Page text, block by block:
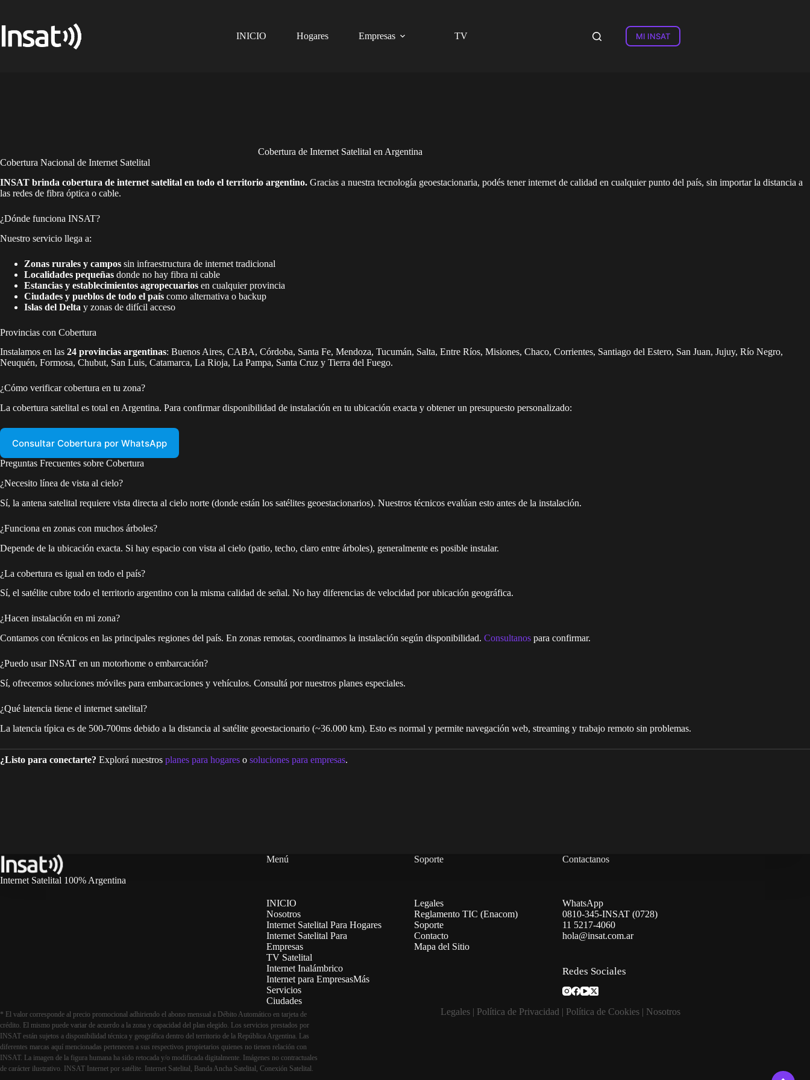
content
INICIO
Hogares Empresas TV MI INSAT
Cobertura de Internet Satelital en Argentina
Cobertura Nacional de Internet Satelital
INSAT brinda cobertura de internet satelital en todo el territorio argentino. Gracias a nuestra tecnología geoestacionaria, podés tener internet de calidad en cualquier punto del país, sin importar la distancia a
las redes de fibra óptica o cable.
¿Dónde funciona INSAT?
Nuestro servicio llega a:
Zonas rurales y campos sin infraestructura de internet tradicional
Localidades pequeñas donde no hay fibra ni cable
Estancias y establecimientos agropecuarios en cualquier provincia
Ciudades y pueblos de todo el país como alternativa o backup
Islas del Delta y zonas de difícil acceso
Provincias con Cobertura
Instalamos en las 24 provincias argentinas: Buenos Aires, CABA, Córdoba, Santa Fe, Mendoza, Tucumán, Salta, Entre Ríos, Misiones, Chaco, Corrientes, Santiago del Estero, San Juan, Jujuy, Río Negro,
Neuquén, Formosa, Chubut, San Luis, Catamarca, La Rioja, La Pampa, Santa Cruz y Tierra del Fuego.
¿Cómo verificar cobertura en tu zona?
La cobertura satelital es total en Argentina. Para confirmar disponibilidad de instalación en tu ubicación exacta y obtener un presupuesto personalizado:
Consultar Cobertura por WhatsApp
Preguntas Frecuentes sobre Cobertura
¿Necesito línea de vista al cielo?
Sí, la antena satelital requiere vista directa al cielo norte (donde están los satélites geoestacionarios). Nuestros técnicos evalúan esto antes de la instalación.
¿Funciona en zonas con muchos árboles?
Depende de la ubicación exacta. Si hay espacio con vista al cielo (patio, techo, claro entre árboles), generalmente es posible instalar.
¿La cobertura es igual en todo el país?
Sí, el satélite cubre todo el territorio argentino con la misma calidad de señal. No hay diferencias de velocidad por ubicación geográfica.
¿Hacen instalación en mi zona?
Contamos con técnicos en las principales regiones del país. En zonas remotas, coordinamos la instalación según disponibilidad. Consultanos para confirmar.
¿Puedo usar INSAT en un motorhome o embarcación?
Sí, ofrecemos soluciones móviles para embarcaciones y vehículos. Consultá por nuestros planes especiales.
¿Qué latencia tiene el internet satelital?
La latencia típica es de 500-700ms debido a la distancia al satélite geoestacionario (~36.000 km). Esto es normal y permite navegación web, streaming y trabajo remoto sin problemas.
¿Listo para conectarte? Explorá nuestros planes para hogares o soluciones para empresas.
Internet Satelital 100% Argentina
Menú
INICIO
Nosotros
Internet Satelital Para Hogares
Internet Satelital Para
Empresas
TV Satelital
Internet Inalámbrico
Internet para EmpresasMás
Servicios
Ciudades
Soporte
Legales
Reglamento TIC (Enacom)
Soporte
Contacto
Mapa del Sitio
Contactanos
WhatsApp
0810-345-INSAT (0728)
11 5217-4060
hola@insat.com.ar
Redes Sociales
* El valor corresponde al precio promocional adhiriendo el abono mensual a Débito Automático en tarjeta de
crédito. El mismo puede variar de acuerdo a la zona y capacidad del plan elegido. Los servicios prestados por
INSAT están sujetos a disponibilidad técnica y geográfica dentro del territorio de la República Argentina. Las
diferentes marcas aquí mencionadas pertenecen a sus respectivos propietarios quienes no tienen relación con
INSAT. La imagen de la figura humana ha sido retocada y/o modificada digitalmente. Imágenes no contractuales
de carácter ilustrativo. INSAT Internet por satélite. Internet Satelital, Banda Ancha Satelital, Conexión Satelital.
Legales| Política de Privacidad | Política de Cookies| Nosotros